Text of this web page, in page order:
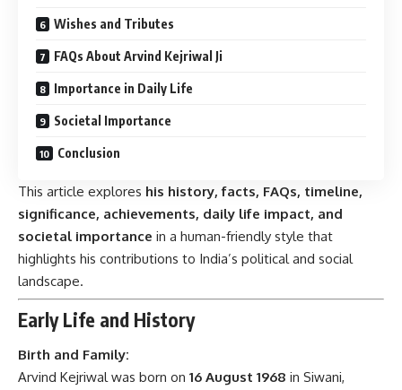
Wishes and Tributes
FAQs About Arvind Kejriwal Ji
Importance in Daily Life
Societal Importance
Conclusion
This article explores his history, facts, FAQs, timeline,
significance, achievements, daily life impact, and
societal importance in a human-friendly style that
highlights his contributions to India’s political and social
landscape.
Early Life and History
Birth and Family:
Arvind Kejriwal was born on 16 August 1968 in Siwani,